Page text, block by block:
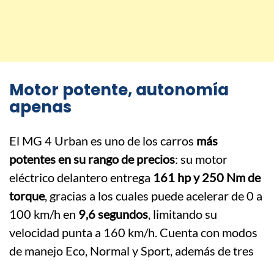
Motor potente, autonomía
apenas
El MG 4 Urban es uno de los carros más
potentes en su rango de precios: su motor
eléctrico delantero entrega 161 hp y 250 Nm de
torque, gracias a los cuales puede acelerar de 0 a
100 km/h en 9,6 segundos, limitando su
velocidad punta a 160 km/h. Cuenta con modos
de manejo Eco, Normal y Sport, además de tres